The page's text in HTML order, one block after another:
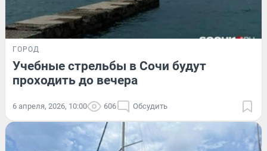
ГОРОД
Учебные стрельбы в Сочи будут
проходить до вечера
6 апреля, 2026, 10:00 606 Обсудить